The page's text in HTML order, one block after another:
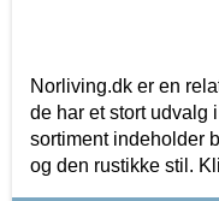
Norliving.dk er en
de har et stort udvalg
sortiment indeholder
og den rustikke stil.